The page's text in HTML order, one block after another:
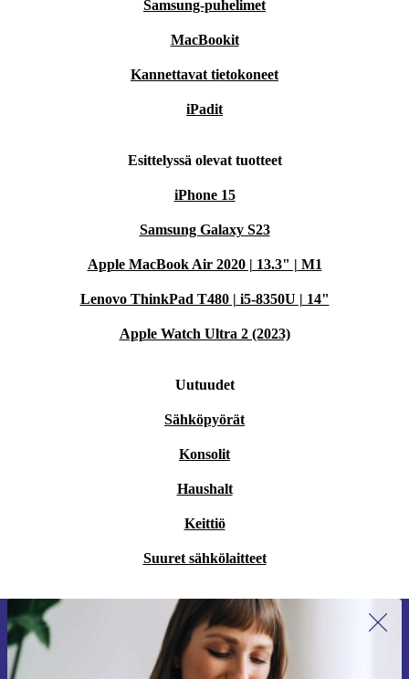
Samsung-puhelimet
MacBookit
Kannettavat tietokoneet
iPadit
Esittelyssä olevat tuotteet
iPhone 15
Samsung Galaxy S23
Apple MacBook Air 2020 | 13.3" | M1
Lenovo ThinkPad T480 | i5-8350U | 14"
Apple Watch Ultra 2 (2023)
Uutuudet
Sähköpyörät
Konsolit
Haushalt
Keittiö
Suuret sähkölaitteet
Liity ensimmäistä kertaa uutiskirjeen
tilaajaksi ja säästä 15 €!